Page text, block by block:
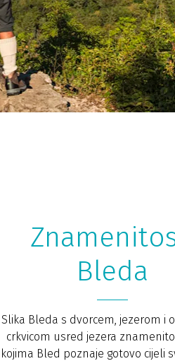
Bleda
Slika Bleda s dvorcem, jezerom i
crkvicom usred jezera
kojima Bled poznaje gotovo cijeli